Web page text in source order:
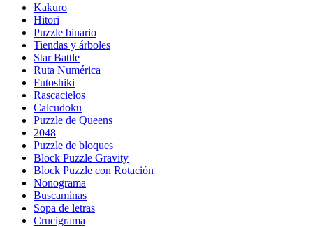
Kakuro
Hitori
Puzzle binario
Tiendas y árboles
Star Battle
Ruta Numérica
Futoshiki
Rascacielos
Calcudoku
Puzzle de Queens
2048
Puzzle de bloques
Block Puzzle Gravity
Block Puzzle con Rotación
Nonograma
Buscaminas
Sopa de letras
Crucigrama